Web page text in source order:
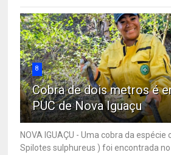
8
Cobra de dois metros é
PUC de Nova Iguaçu
NOVA IGUAÇU - Uma cobra da
Spilotes sulphureus ) foi encontrada